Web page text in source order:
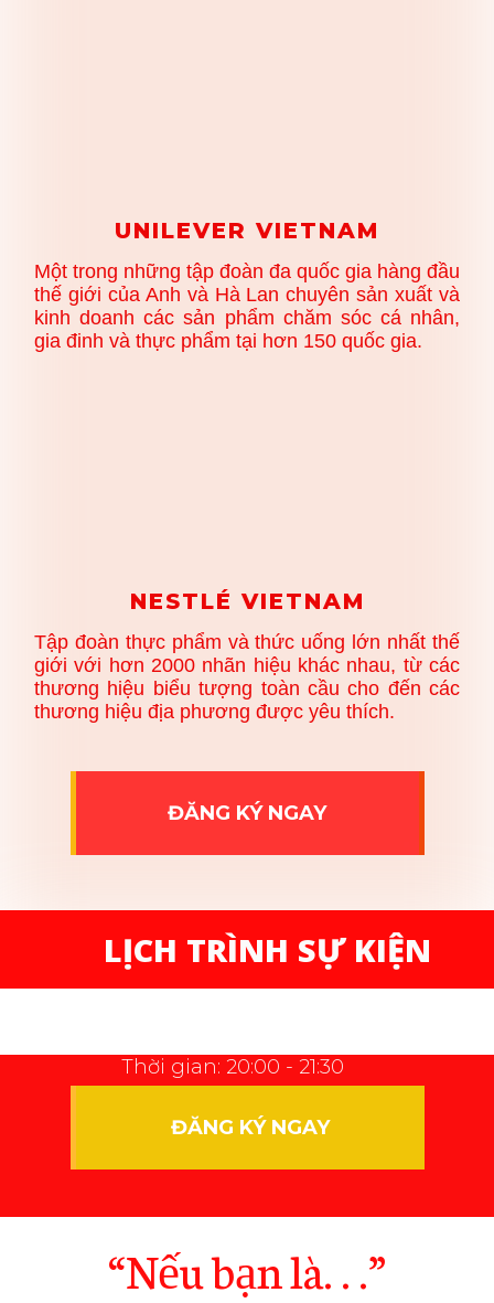
UNILEVER VIETNAM
Một trong những tập đoàn đa quốc gia hàng đầu
thế giới của Anh và Hà Lan chuyên sản xuất và
kinh doanh các sản phẩm chăm sóc cá nhân,
gia đinh và thực phẩm tại hơn 150 quốc gia.
NESTLÉ VIETNAM
Tập đoàn thực phẩm và thức uống lớn nhất thế
giới với hơn 2000 nhãn hiệu khác nhau, từ các
thương hiệu biểu tượng toàn cầu cho đến các
thương hiệu địa phương được yêu thích.
ĐĂNG KÝ NGAY
LỊCH TRÌNH SỰ KIỆN
Thời gian: 20:00 - 21:30
ĐĂNG KÝ NGAY
“Nếu bạn là. . .”